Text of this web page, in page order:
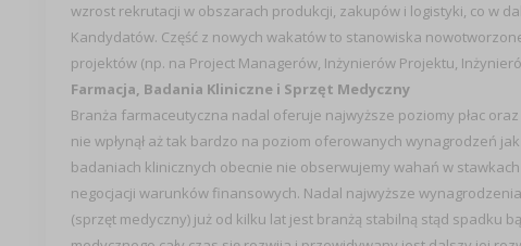
wzrost rekrutacji w obszarach produkcji, zakupów i logistyki, co w
Kandydatów. Część z nowych wakatów to stanowiska
projektów (np. na Project Managerów, Inżynierów Projektu,
Farmacja, Badania Kliniczne i Sprzęt Medyczny
Branża farmaceutyczna nadal oferuje najwyższe poziomy płac
nie wpłynął aż tak bardzo na poziom oferowanych wynagrodzeń
badaniach klinicznych obecnie nie obserwujemy wahań w
negocjacji warunków finansowych. Nadal najwyższe
(sprzęt medyczny) już od kilku lat jest branżą stabilną stąd spadku